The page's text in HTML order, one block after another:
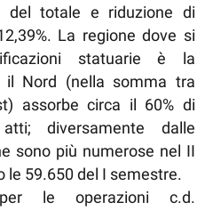
del totale e riduzione di
La regione dove si
statuarie è la
il Nord (nella somma tra
assorbe circa il 60% di
diversamente dalle
sono più numerose nel II
le 59.650 del I semestre.
le operazioni c.d.